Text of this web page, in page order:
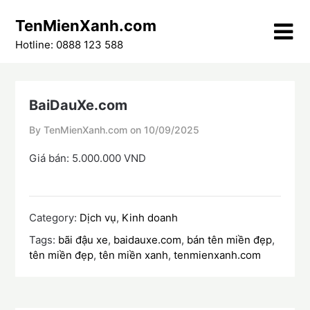
content
TenMienXanh.com
Hotline: 0888 123 588
BaiDauXe.com
By TenMienXanh.com on 10/09/2025
Giá bán: 5.000.000 VND
Category: Dịch vụ, Kinh doanh
Tags: bãi đậu xe, baidauxe.com, bán tên miền đẹp,
tên miền đẹp,tên miền xanh,tenmienxanh.com